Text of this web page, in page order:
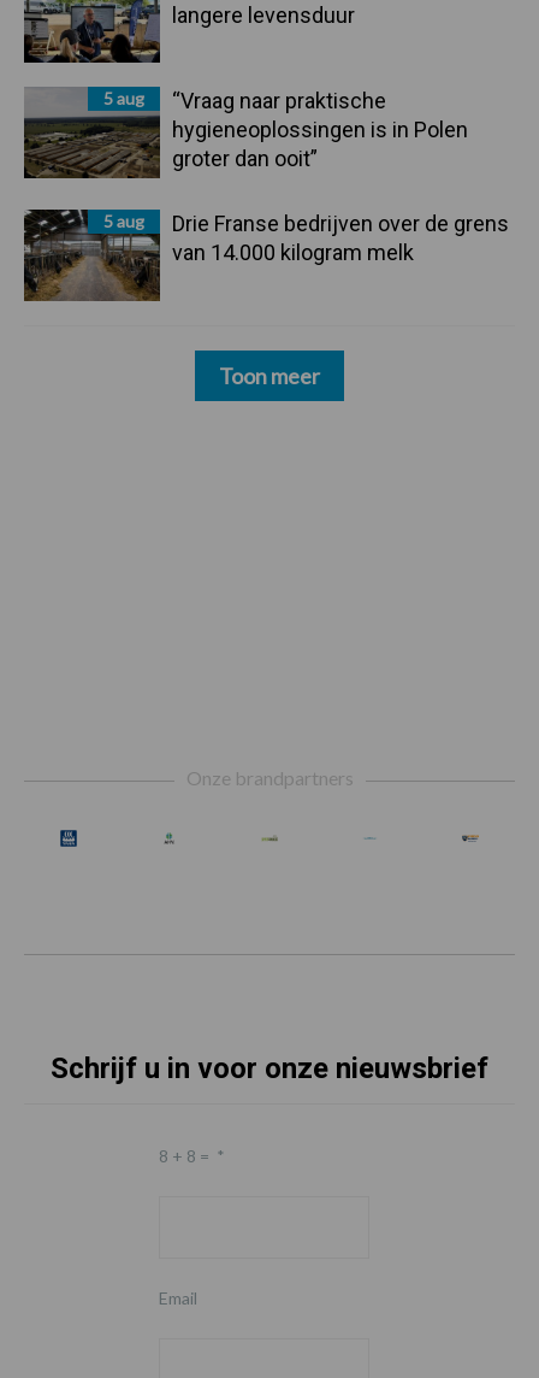
langere levensduur
5 aug
“Vraag naar praktische
hygieneoplossingen is in Polen
groter dan ooit”
5 aug
Drie Franse bedrijven over de grens
van 14.000 kilogram melk
Toon meer
Onze brandpartners
Schrijf u in voor onze nieuwsbrief
8 + 8 = *
Email